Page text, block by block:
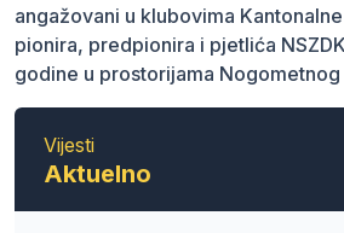
angažovani u klubovima
pionira, predpionira i pjetlića
godine u prostorijama Nogometnog
Vijesti
Aktuelno